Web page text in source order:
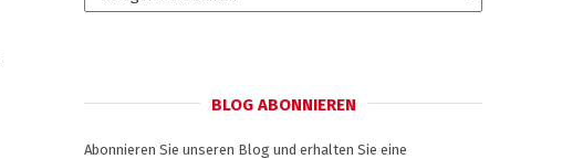
BLOG ABONNIEREN
Abonnieren Sie unseren Blog und erhalten Sie eine